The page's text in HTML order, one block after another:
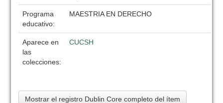
Programa
educativo:
MAESTRIA EN DERECHO
Aparece en
las
colecciones:
CUCSH
Mostrar el registro Dublin Core completo del ítem